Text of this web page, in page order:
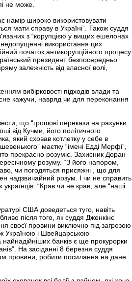
не може.
намір широко використовувати
мати справу в Україні”. Також суддя
з “корупцією у вищих ешелонах
використання цих
початок антикорупційного процесу
президент безпосередньо
залежність від власної волі,
вибірковості підходів влади та
кажучи, навряд чи для переконання
що “грошові перекази на рахунки
від Кучми, його політичного
який сховав котлетку у себе в
маєтку “імені Едді Мерфі”,
прекрасно розуміє. Захисник Доран
розуму. “З його напором,
чи погодяться присяжні , що для
надзвичайний розум. І чи не справить
“Крав чи не крав, але “наші
США доведеться туго, навіть
після того, як суддя Дженкінс
своєї провини виключно під загрозою
Україною і Швейцарською
найнадійніших банків є ще прокурорки
На засіданні 8 березня суддя
провини, робити посилання на дане